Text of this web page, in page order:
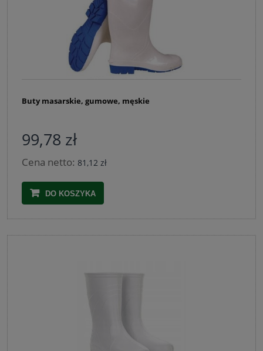
Buty masarskie, gumowe, męskie
99,78 zł
Cena netto: 81,12 zł
DO KOSZYKA